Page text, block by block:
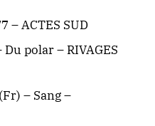
– ACTES SUD
polar – RIVAGES
– Sang –